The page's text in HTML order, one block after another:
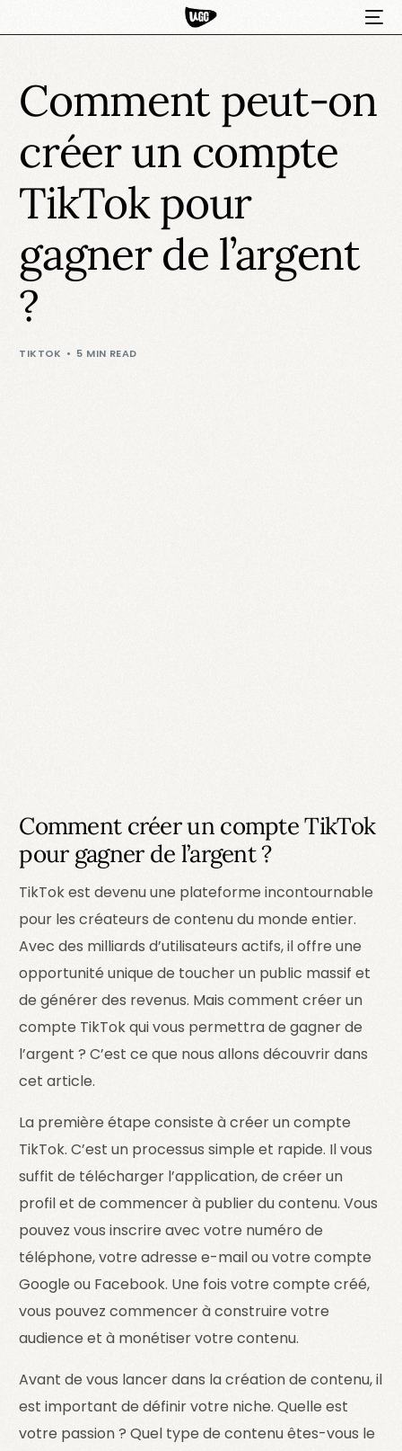
Comment peut-on
créer un compte
TikTok pour
gagner de l’argent
?
TIKTOK 5 MIN READ
Comment créer un compte TikTok
pour gagner de l’argent ?
TikTok est devenu une plateforme incontournable
pour les créateurs de contenu du monde entier.
Avec des milliards d’utilisateurs actifs, il offre une
opportunité unique de toucher un public massif et
de générer des revenus. Mais comment créer un
compte TikTok qui vous permettra de gagner de
l’argent ? C’est ce que nous allons découvrir dans
cet article.
La première étape consiste à créer un compte
TikTok. C’est un processus simple et rapide. Il vous
suffit de télécharger l’application, de créer un
profil et de commencer à publier du contenu. Vous
pouvez vous inscrire avec votre numéro de
téléphone, votre adresse e-mail ou votre compte
Google ou Facebook. Une fois votre compte créé,
vous pouvez commencer à construire votre
audience et à monétiser votre contenu.
Avant de vous lancer dans la création de contenu, il
est important de définir votre niche. Quelle est
votre passion ? Quel type de contenu êtes-vous le
HOT